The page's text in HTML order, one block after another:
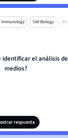
Immunology Cell Biology Mo
identificar el análisis de
medios?
respuesta